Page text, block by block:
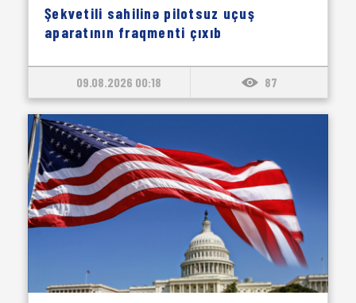
Şekvetili sahilinə pilotsuz uçuş
aparatının fraqmenti çıxıb
09.08.2026 00:18 87